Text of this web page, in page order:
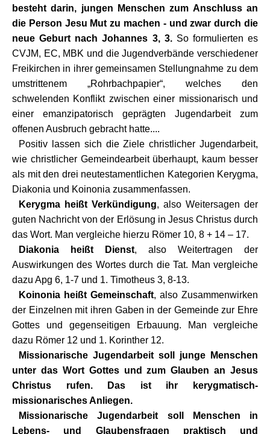
besteht darin, jungen Menschen zum Anschluss an
die Person Jesu Mut zu machen - und zwar durch die
neue Geburt nach Johannes 3, 3.So formulierten es
CVJM, EC, MBK und die Jugendverbände verschiedener
Freikirchen in ihrer gemeinsamen Stellungnahme zu dem
umstrittenem „Rohrbachpapier“, welches den
schwelenden Konflikt zwischen einer missionarisch und
einer emanzipatorisch geprägten Jugendarbeit zum
offenen Ausbruch gebracht hatte....
Positiv lassen sich die Ziele christlicher Jugendarbeit,
wie christlicher Gemeindearbeit überhaupt, kaum besser
als mit den drei neutestamentlichen Kategorien Kerygma,
Diakonia und Koinonia zusammenfassen.
Kerygma heißt Verkündigung, also Weitersagen der
guten Nachricht von der Erlösung in Jesus Christus durch
das Wort. Man vergleiche hierzu Römer 10, 8 + 14 – 17.
Diakonia heißt Dienst, also Weitertragen der
Auswirkungen des Wortes durch die Tat. Man vergleiche
dazu Apg 6, 1-7 und 1. Timotheus 3, 8-13.
Koinonia heißt Gemeinschaft, also Zusammenwirken
der Einzelnen mit ihren Gaben in der Gemeinde zur Ehre
Gottes und gegenseitigen Erbauung. Man vergleiche
dazu Römer 12 und 1. Korinther 12.
Missionarische Jugendarbeit soll junge Menschen
unter das Wort Gottes und zum Glauben an Jesus
Christus rufen. Das ist ihr kerygmatisch-
missionarisches Anliegen.
Missionarische Jugendarbeit soll Menschen in
Lebens- und Glaubensfragen praktisch und